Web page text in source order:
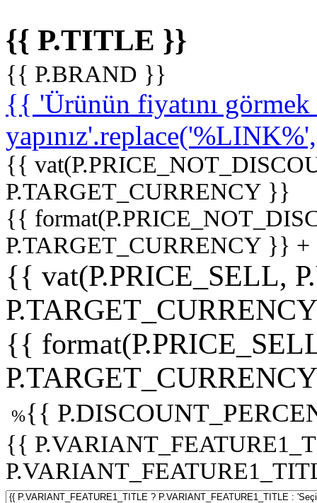
{{ P.TITLE }}
{{ P.BRAND }}
{{ 'Ürünün fiyatını
{{
P.TARGET_CURRENCY }}
{{
P.TARGET_CURRENCY }}
{{ vat(P.PRICE_SELL,
{{
%{{
{{